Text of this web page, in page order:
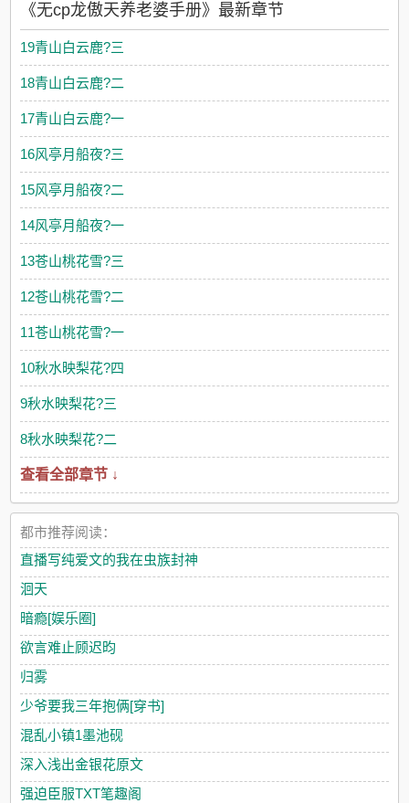
《无cp龙傲天养老婆手册》最新章节
19青山白云鹿?三
18青山白云鹿?二
17青山白云鹿?一
16风亭月船夜?三
15风亭月船夜?二
14风亭月船夜?一
13苍山桃花雪?三
12苍山桃花雪?二
11苍山桃花雪?一
10秋水映梨花?四
9秋水映梨花?三
8秋水映梨花?二
查看全部章节 ↓
都市推荐阅读：
直播写纯爱文的我在虫族封神
洄天
暗瘾[娱乐圈]
欲言难止顾迟昀
归雾
少爷要我三年抱俩[穿书]
混乱小镇1墨池砚
深入浅出金银花原文
强迫臣服TXT笔趣阁